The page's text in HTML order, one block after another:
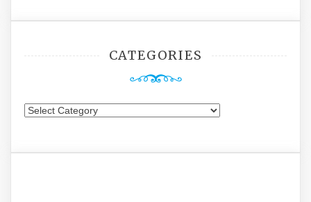
CATEGORIES
Categories